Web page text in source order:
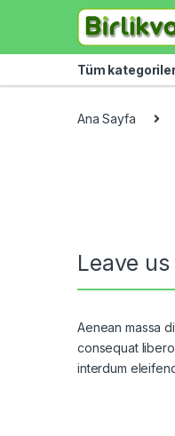
Skip to navigation
Skip to content
Tüm
Ana Sayfa
Leave
Aenean massa
consequat
interdum